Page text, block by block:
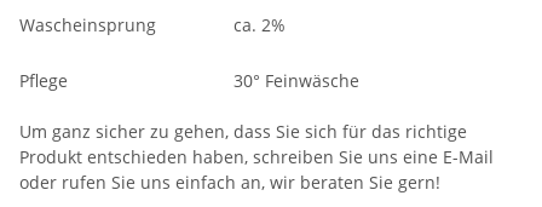
Wascheinsprung ca. 2%
Pflege 30° Feinwäsche
Um ganz sicher zu gehen, dass Sie sich für das richtige
Produkt entschieden haben, schreiben Sie uns eine E-Mail
oder rufen Sie uns einfach an, wir beraten Sie gern!